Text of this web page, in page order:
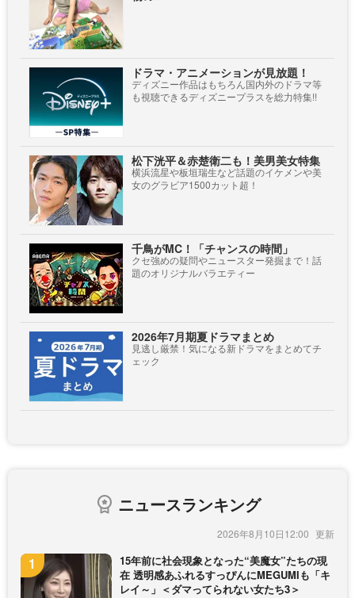
ドラマ・アニメーションが見放題！
ディズニー作品はもちろん国内外のドラマ等
も視聴できるディズニープラスを総力特集!!
松下洸平＆赤楚衛二も！美男美女特集
横浜流星や板垣瑞生など話題のイケメンや美
女のグラビア1500カット超！
千鳥がMC！「チャンスの時間」
クセ強めの疑問やニュースター発掘まで！話
題のオリジナルバラエティー
2026年7月期夏ドラマまとめ
見逃し厳禁！気になる新ドラマをまとめてチ
ェック
ニュースランキング
2026年8月10日12:00
15年前に社会現象となった“美魔女”たちの現
在 透明感あふれるすっぴんにMEGUMIも「キ
レイ～」＜ダマってられない女たち3＞